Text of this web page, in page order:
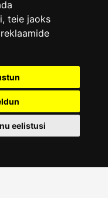
, teie jaoks
eelistusi